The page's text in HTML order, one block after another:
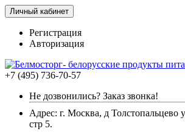
Личный кабинет
Регистрация
Авторизация
+7 (495) 736-70-57
Не дозвонились? Заказ звонка!
Адрес: г. Москва, д Толстопальцево
стр 5.